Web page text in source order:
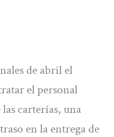
de abril el
el personal
carterías, una
en la entrega de